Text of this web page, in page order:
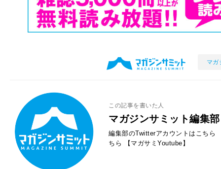
マガ
この記事を書いた人
マガジンサミット編集部
編集部のTwitterアカウントはこちら
ちら
【マガサミYoutube】